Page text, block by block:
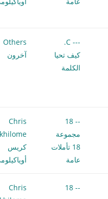
--- C.
كيف تحيا
الكلمة
Others
آخرون
-- 18
مجموعة
18 تأملات
عامة
Chris
كريس
-- 18
Chris